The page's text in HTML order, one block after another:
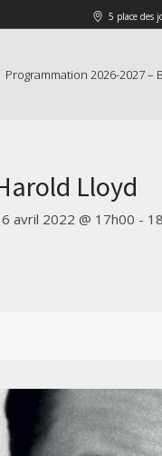
5 place des
Programmation 2026-2027 –
Lloyd
avril 2022 @ 17h00 -